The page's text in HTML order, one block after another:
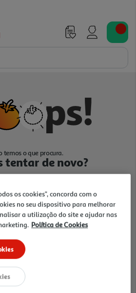
temos o que procura.
tentar de novo?
Folhetos
os cookies", concorda com o
no seu dispositivo para melhorar
a utilização do site e ajudar nas
Política de Cookies